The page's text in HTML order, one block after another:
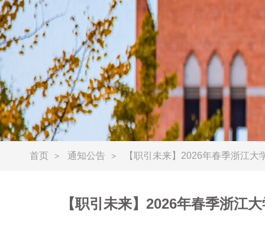
首页 > 通知公告 > 【职引未来】2026年春季浙江
【职引未来】2026年春季浙